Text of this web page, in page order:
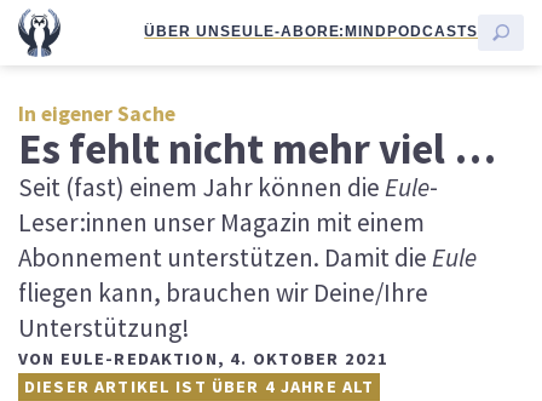
ÜBER UNSEULE-ABORE:MINDPODCASTS
In eigener Sache
Es fehlt nicht mehr viel …
Seit (fast) einem Jahr können dieEule-
Leser:innen unser Magazin mit einem
Abonnement unterstützen. Damit dieEule
fliegen kann, brauchen wir Deine/Ihre
Unterstützung!
VON EULE-REDAKTION, 4. OKTOBER 2021
DIESER ARTIKEL IST ÜBER 4 JAHRE ALT